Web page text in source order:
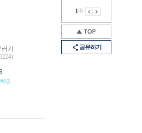
1/9
공유하기
기
송